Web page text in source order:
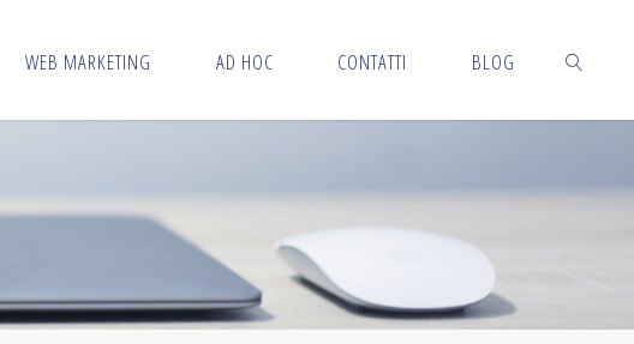
WEB MARKETING AD HOC CONTATTI BLOG